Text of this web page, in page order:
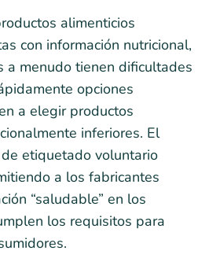
alimenticios
con información nutricional,
a menudo tienen dificultades
opciones
a elegir productos
inferiores. El
etiquetado voluntario
a los fabricantes
“saludable” en los
los requisitos para